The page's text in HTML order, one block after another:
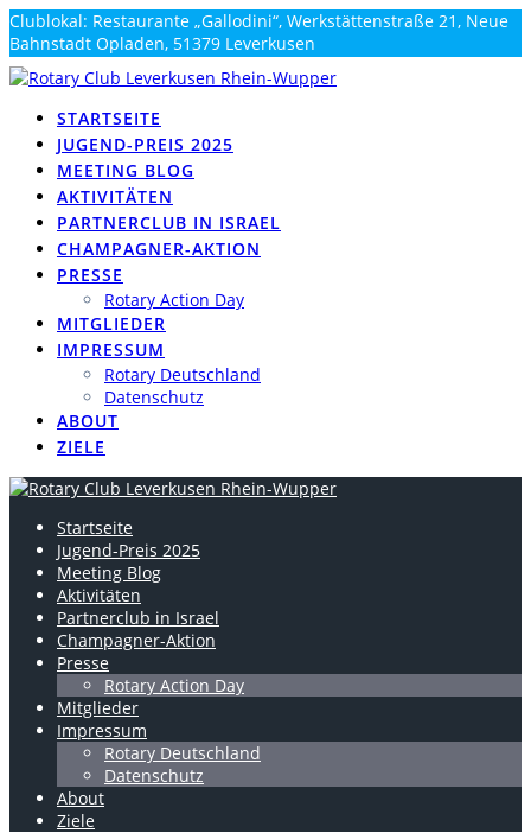
Zum
Inhalt
springen
Clublokal: Restaurante „Gallodini“, Werkstättenstraße 21, Neue
Bahnstadt Opladen, 51379 Leverkusen
info@rotary-rhein-wupper.de
STARTSEITE
JUGEND-PREIS 2025
MEETING BLOG
AKTIVITÄTEN
PARTNERCLUB IN ISRAEL
CHAMPAGNER-AKTION
PRESSE
Rotary Action Day
MITGLIEDER
IMPRESSUM
Rotary Deutschland
Datenschutz
ABOUT
ZIELE
Startseite
Jugend-Preis 2025
Meeting Blog
Aktivitäten
Partnerclub in Israel
Champagner-Aktion
Presse
Rotary Action Day
Mitglieder
Impressum
Rotary Deutschland
Datenschutz
About
Ziele